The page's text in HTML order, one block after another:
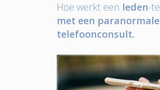
Hoe werkt een leden-
met een
telefoonconsult.